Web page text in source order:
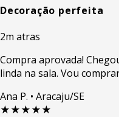
Decoração perfeita
2m atras
Compra aprovada!
linda na sala. Vou
Ana P. • Aracaju/SE
★★★★★